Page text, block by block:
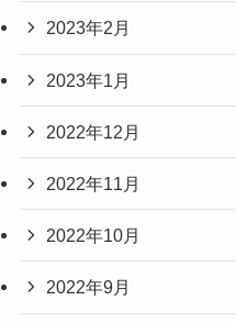
2023年2月
2023年1月
2022年12月
2022年11月
2022年10月
2022年9月